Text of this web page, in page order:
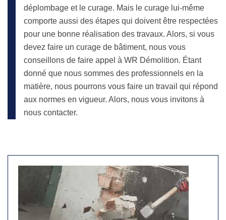
déplombage et le curage. Mais le curage lui-même
comporte aussi des étapes qui doivent être respectées
pour une bonne réalisation des travaux. Alors, si vous
devez faire un curage de bâtiment, nous vous
conseillons de faire appel à WR Démolition. Étant
donné que nous sommes des professionnels en la
matière, nous pourrons vous faire un travail qui répond
aux normes en vigueur. Alors, nous vous invitons à
nous contacter.